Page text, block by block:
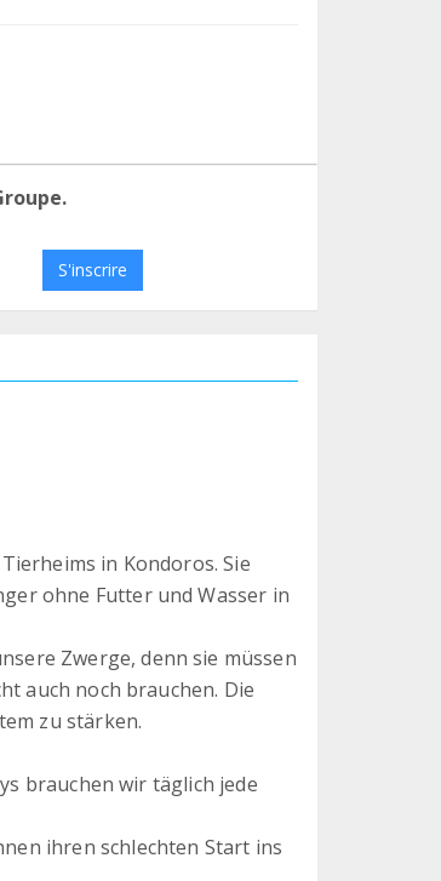
S'inscrire
in Kondoros. Sie
ohne Futter und Wasser in
Zwerge, denn sie müssen
auch noch brauchen. Die
zu stärken.
brauchen wir täglich jede
ihren schlechten Start ins